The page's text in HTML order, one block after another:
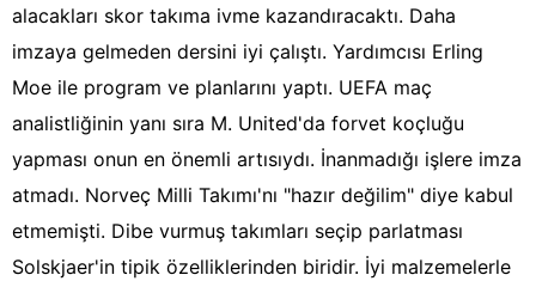
alacakları skor takıma ivme kazandıracaktı. Daha
imzaya gelmeden dersini iyi çalıştı. Yardımcısı Erling
Moe ile program ve planlarını yaptı. UEFA maç
analistliğinin yanı sıra M. United'da forvet koçluğu
yapması onun en önemli artısıydı. İnanmadığı işlere imza
atmadı. Norveç Milli Takımı'nı "hazır değilim" diye kabul
etmemişti. Dibe vurmuş takımları seçip parlatması
Solskjaer'in tipik özelliklerinden biridir. İyi malzemelerle